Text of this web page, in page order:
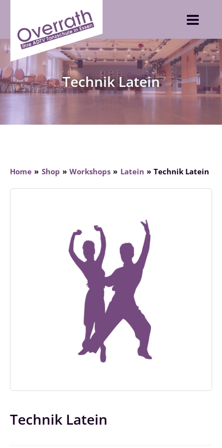
content
Technik Latein
Home Shop Workshops Latein Technik Latein
Technik Latein